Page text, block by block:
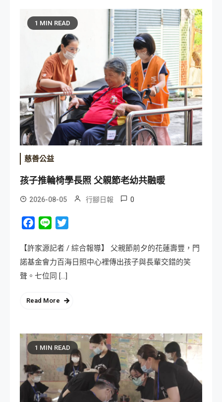
1 MIN READ
慈善公益
孩子推輪椅學長照 父親節老幼共融暖
2026-08-05 行腳日報 0
Facebook
Line
【許家源記者 / 綜合報導】 父親節前夕的花蓮壽豐，門
諾基金會力百海日照中心裡傳出孩子與長輩交錯的笑
聲。七位同 […]
Read More
1 MIN READ